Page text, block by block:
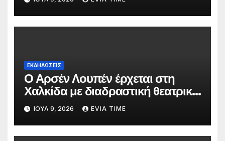
ΕΚΔΗΛΩΣΕΙΣ
Ο Αρσέν Λουπέν έρχεται στη
Χαλκίδα με διαδραστική θεατρική
παράσταση
ΙΟΎΛ 9, 2026 EVIA TIME